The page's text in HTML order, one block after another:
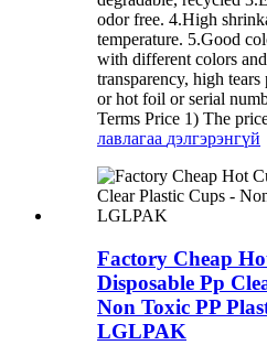
odor free. 4.High
temperature. 5.Good
with different colors
transparency, high
or hot foil or serial
Terms Price 1) The
лавлагаа дэлгэрэнгүй
Factory Cheap
Disposable Pp
Non Toxic PP
LGLPAK